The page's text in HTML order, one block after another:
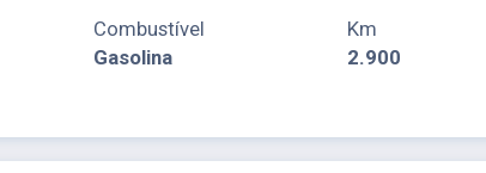
Combustível
Gasolina
Km
2.900